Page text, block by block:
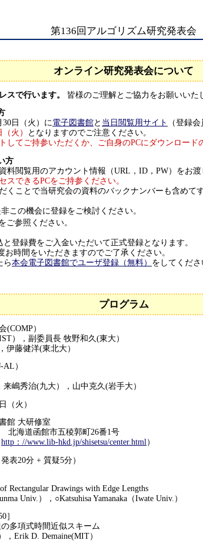
第136回アルゴリズム研究発表会
オンライン研究発表会について
スで行います。 皆様のご理解とご協力をお願いいた
日（火）に電子図書館と 当日閲覧用サイト
（登録
火）
となりますのでご注意ください。
してご持参いただくか、ご自身のPCにダウンロード
方
料閲覧用のアカウント情報（URL，ID，PW）をお渡
スできるPCをご持参ください。
くことで当研究会の資料のバックナンバーも含めて
この機会に登録をご検討ください。
ご参照ください。
登録費をご入金いただいて正式登録となります。
時間をいただきますのでご了承ください。
ら本会電子図書館でユーザ登録（無料） をしてくださ
プログラム
）
），副委員長 牧野和久(東大）
藤健洋(東北大）
）
嶋秀治(九大），山中克久(岩手大）
火）
大研修室
函館市五稜郭町26番1号
http：//www.lib-hkd.jp/shisetsu/center.html）
表20分 + 質疑5分）
Drawings with Edge Lengths
Univ.），○Katsuhisa Yamanaka（Iwate Univ.）
］
項式時間近似スキーム
D. Demaine(MIT）